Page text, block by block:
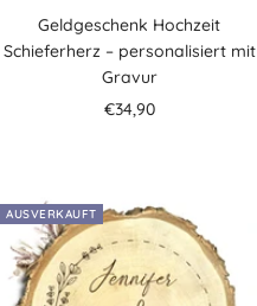
Geldgeschenk Hochzeit
Schieferherz – personalisiert mit
Gravur
Angebotspreis
€34,90
AUSVERKAUFT